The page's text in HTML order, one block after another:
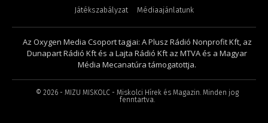
Játékszabályzat
Médiaajánlatunk
Az Oxygen Media Csoport tagjai: A Plusz Rádió Nonprofit Kft, az
Dunapart Rádió Kft és a Lajta Rádió Kft az MTVA és a Magyar
Média Mecanatúra támogatottja.
© 2026- MIZU MISKOLC - Miskolci Hírek és Magazin. Minden jog
fenntartva.